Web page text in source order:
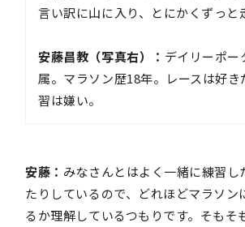
言い訳に山に入り、とにかくずっと
安藤昌教（写真右）： デイリーポ
属。マラソン歴18年。レースは好き
習は嫌い。
安藤： みなさんとはよく一緒に練習し
たりしているので、どれほどマラソン
るか理解しているつもりです。そもそ